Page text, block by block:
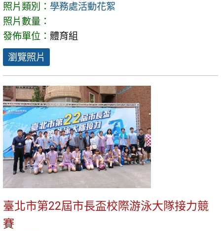
照片類別： 學務處活動花絮
照片數量：
發佈單位： 體育組
瀏覽照片
臺北市第22屆市長盃校際游泳大隊接力競
賽